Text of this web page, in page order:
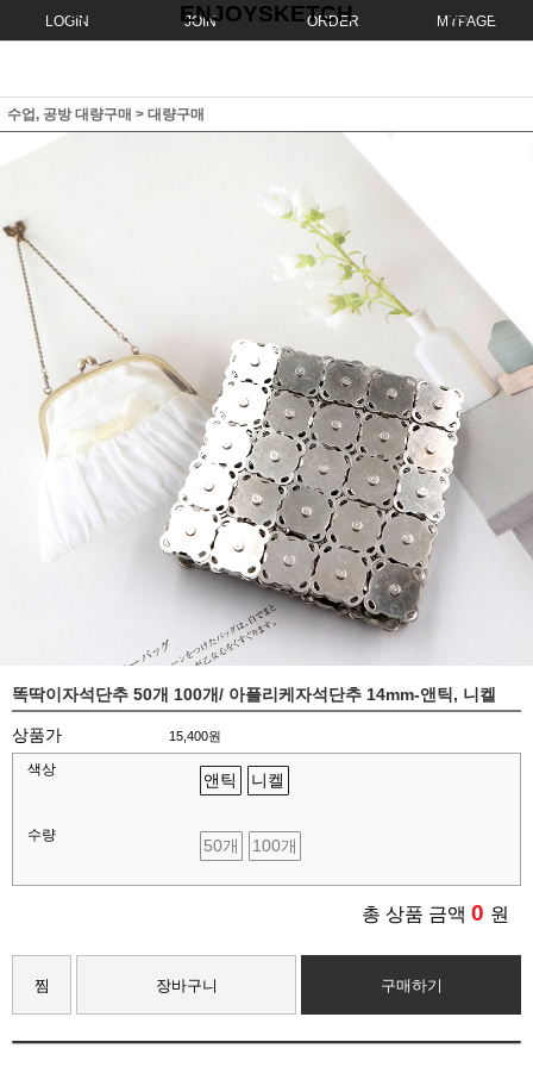
LOGIN JOIN ORDER MYPAGE
ENJOYSKETCH
수업, 공방 대량구매 > 대량구매
똑딱이자석단추 50개 100개/ 아플리케자석단추 14mm-앤틱, 니켈
상품가 15,400원
색상
앤틱 니켈
수량
50개 100개
총 상품 금액 0 원
찜 장바구니 구매하기